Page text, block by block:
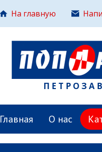
На главную
Главная О нас